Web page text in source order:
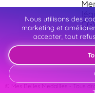
© Mes Belles Medailles - Tous
Nous utilisons des
marketing et
accepter, tout